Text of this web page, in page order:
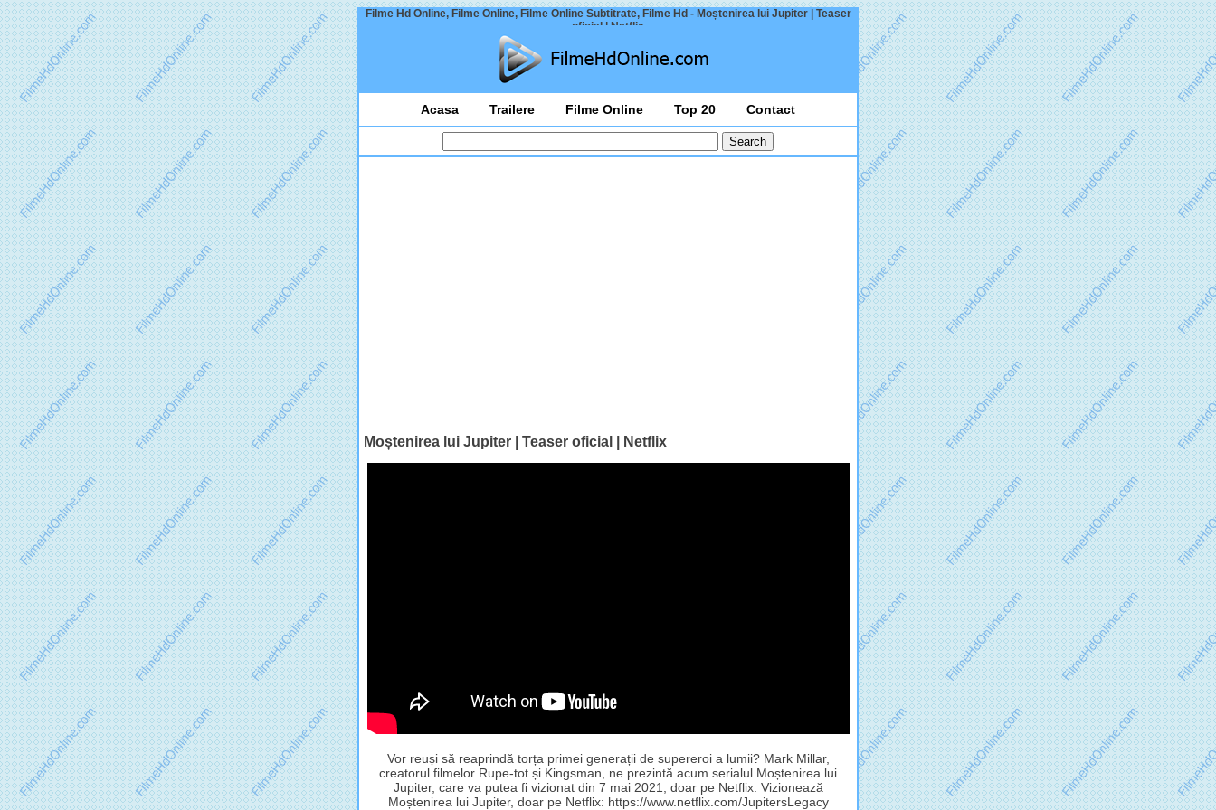
Filme Hd Online, Filme Online, Filme Online Subtitrate, Filme Hd - Moștenirea lui Jupiter | Teaser
oficial | Netflix
Acasa Trailere Filme Online Top 20 Contact
Moștenirea lui Jupiter | Teaser oficial | Netflix
Vor reuși să reaprindă torța primei generații de supereroi a lumii? Mark Millar,
creatorul filmelor Rupe-tot și Kingsman, ne prezintă acum serialul Moștenirea lui
Jupiter, care va putea fi vizionat din 7 mai 2021, doar pe Netflix. Vizionează
Moștenirea lui Jupiter, doar pe Netflix: https://www.netflix.com/JupitersLegacy